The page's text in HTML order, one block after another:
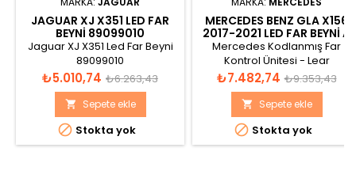
JAGUAR XJ X351 LED FAR
BEYNI 89099010
Jaguar XJ X351 Led Far Beyni
89099010
Fiyat
₺5.010,74 Normal
fiyat
₺6.263,43
 Sepete ekle
 Stokta yok
MERCEDES BENZ GLA X156
2017-2021 LED FAR BEYNI A
176 900 41 04
Mercedes Kodlanmış Far
Kontrol Ünitesi - Lear
A1769004104 - 1769004104 -
A176 900 41 04
Fiyat
₺7.482,74 Normal
fiyat
₺9.353,43
 Sepete ekle
 Stokta yok